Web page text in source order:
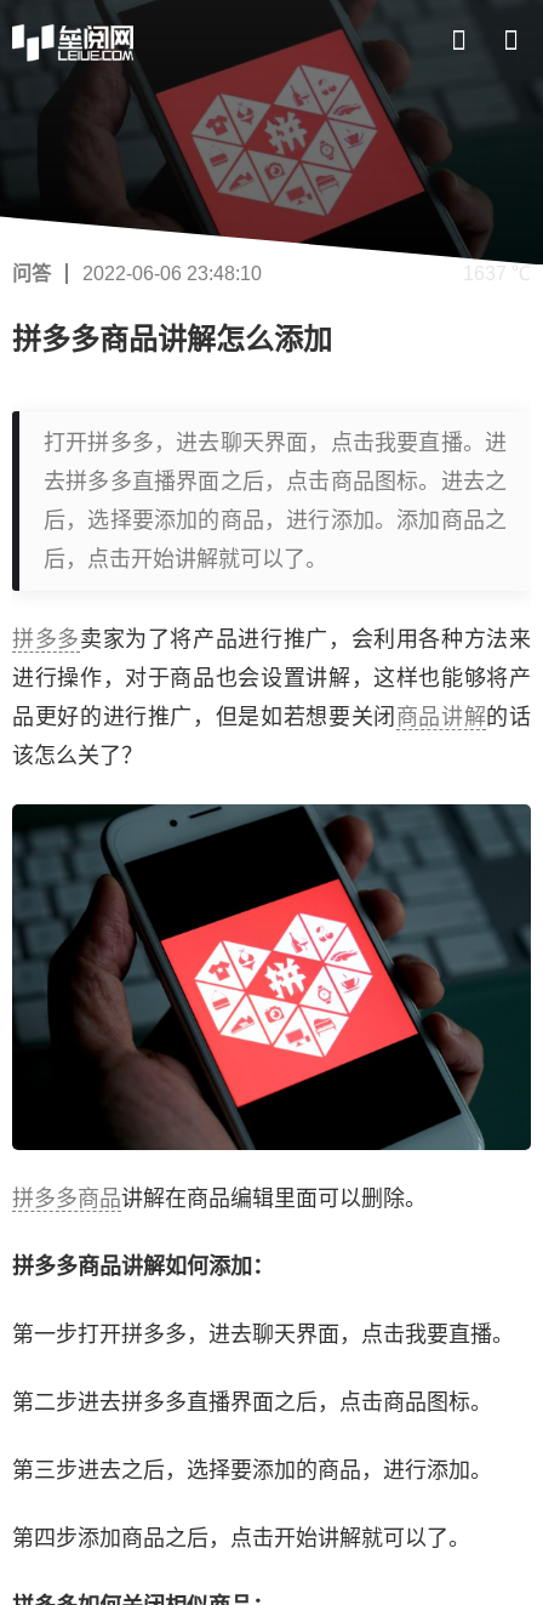
问答 2022-06-06 23:48:10 1637 ℃
拼多多商品讲解怎么添加
打开拼多多，进去聊天界面，点击我要直播。进
去拼多多直播界面之后，点击商品图标。进去之
后，选择要添加的商品，进行添加。添加商品之
后，点击开始讲解就可以了。
拼多多卖家为了将产品进行推广，会利用各种方法来
进行操作，对于商品也会设置讲解，这样也能够将产
品更好的进行推广，但是如若想要关闭 商品讲解的话
该怎么关了？
拼多多商品讲解在商品编辑里面可以删除。
拼多多商品讲解如何添加：
第一步打开拼多多，进去聊天界面，点击我要直播。
第二步进去拼多多直播界面之后，点击商品图标。
第三步进去之后，选择要添加的商品，进行添加。
第四步添加商品之后，点击开始讲解就可以了。